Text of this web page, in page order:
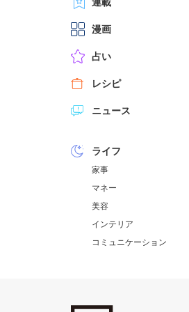
漫画
占い
レシピ
ニュース
ライフ
家事
マネー
美容
インテリア
コミュニケーション